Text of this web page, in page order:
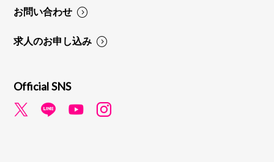
お問い合わせ
求人のお申し込み
Official SNS